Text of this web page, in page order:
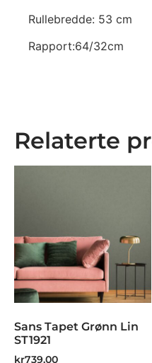
Rullebredde: 53 cm
Rapport:64/32cm
Relaterte
Sans Tapet Grønn Lin
ST1921
kr739.00